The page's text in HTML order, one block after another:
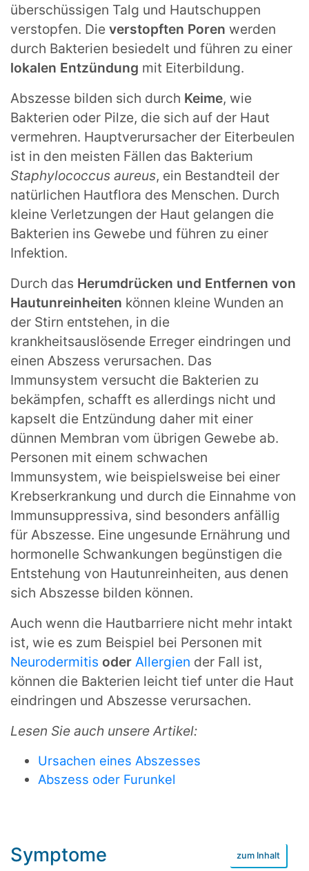
überschüssigen Talg und Hautschuppen
verstopfen. Die verstopften Poren werden
durch Bakterien besiedelt und führen zu einer
lokalen Entzündung mit Eiterbildung.
Abszesse bilden sich durch Keime, wie
Bakterien oder Pilze, die sich auf der Haut
vermehren. Hauptverursacher der Eiterbeulen
ist in den meisten Fällen das Bakterium
Staphylococcus aureus, ein Bestandteil der
natürlichen Hautflora des Menschen. Durch
kleine Verletzungen der Haut gelangen die
Bakterien ins Gewebe und führen zu einer
Infektion.
Durch das Herumdrücken und Entfernen von
Hautunreinheiten können kleine Wunden an
der Stirn entstehen, in die
krankheitsauslösende Erreger eindringen und
einen Abszess verursachen. Das
Immunsystem versucht die Bakterien zu
bekämpfen, schafft es allerdings nicht und
kapselt die Entzündung daher mit einer
dünnen Membran vom übrigen Gewebe ab.
Personen mit einem schwachen
Immunsystem, wie beispielsweise bei einer
Krebserkrankung und durch die Einnahme von
Immunsuppressiva, sind besonders anfällig
für Abszesse. Eine ungesunde Ernährung und
hormonelle Schwankungen begünstigen die
Entstehung von Hautunreinheiten, aus denen
sich Abszesse bilden können.
Auch wenn die Hautbarriere nicht mehr intakt
ist, wie es zum Beispiel bei Personen mit
Neurodermitis oder Allergien der Fall ist,
können die Bakterien leicht tief unter die Haut
eindringen und Abszesse verursachen.
Lesen Sie auch unsere Artikel:
Ursachen eines Abszesses
Abszess oder Furunkel
Symptome